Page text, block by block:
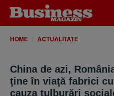
HOME ACTUALITATE
China de azi,
ţine în viaţă fabrici
cauza tulburări